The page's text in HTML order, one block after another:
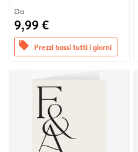
Da
9,99 €
offers Prezzi bassi tutti i giorni